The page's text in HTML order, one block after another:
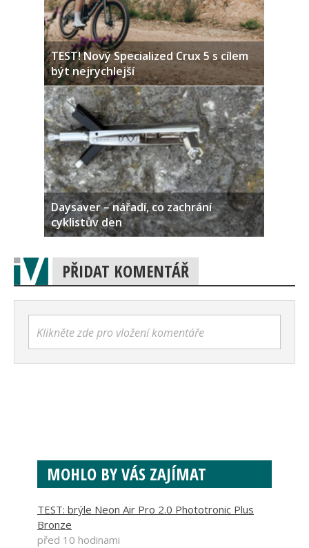
TEST! Nový Specialized Crux 5 s cílem
být nejrychlejší
Daysaver – nářadí, co zachrání
cyklistův den
PŘIDAT KOMENTÁŘ
Klikněte zde pro vložení komentáře
MOHLO BY VÁS ZAJÍMAT
TEST: brýle Neon Air Pro 2.0 Phototronic Plus
Bronze
před 10 hodinami